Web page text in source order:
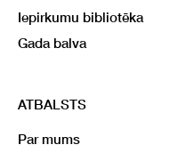
Iepirkumu bibliotēka
Gada balva
ATBALSTS
Par mums